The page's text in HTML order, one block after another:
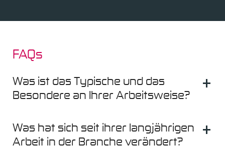
FAQs
Was ist das Typische und das
Besondere an Ihrer Arbeitsweise?
soweit zu öffnen, dass sie sich einlassen auf
andere Perspektiven, dass sie sich einlassen
Was hat sich seit ihrer langjährigen
Arbeit in der Branche verändert?